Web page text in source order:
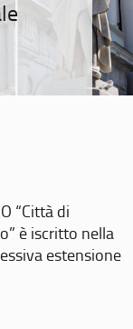
“Città di
è iscritto nella
estensione